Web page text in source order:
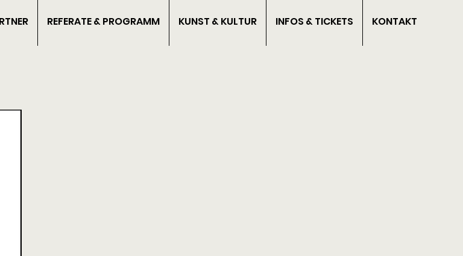
REFERATE & PROGRAMM KUNST & KULTUR INFOS & TICKETS KONTAKT